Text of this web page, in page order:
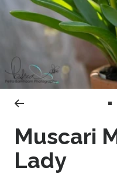
1
Muscari
Lady